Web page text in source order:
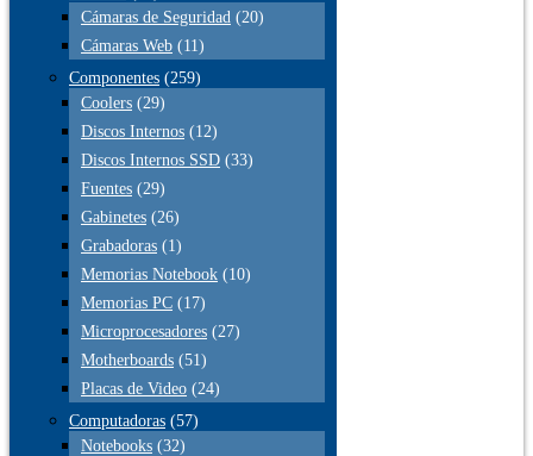
Cámaras de Seguridad (20)
Cámaras Web (11)
Componentes (259)
Coolers (29)
Discos Internos (12)
Discos Internos SSD (33)
Fuentes (29)
Gabinetes (26)
Grabadoras (1)
Memorias Notebook (10)
Memorias PC (17)
Microprocesadores (27)
Motherboards (51)
Placas de Video (24)
Computadoras (57)
Notebooks (32)